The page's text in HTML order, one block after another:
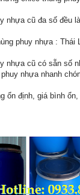
nhựa cũ đa số đều
phuy nhựa : Thái
nhựa cũ có sẵn số
nhựa nhanh
ổn định, giá bình